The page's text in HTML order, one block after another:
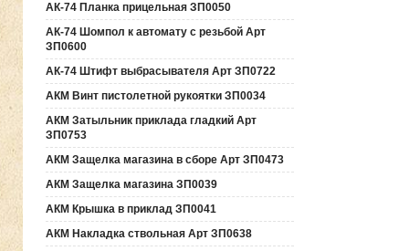
АК-74 Планка прицельная ЗП0050
АК-74 Шомпол к автомату с резьбой Арт
ЗП0600
АК-74 Штифт выбрасывателя Арт ЗП0722
АКМ Винт пистолетной рукоятки ЗП0034
АКМ Затыльник приклада гладкий Арт
ЗП0753
АКМ Защелка магазина в сборе Арт ЗП0473
АКМ Защелка магазина ЗП0039
АКМ Крышка в приклад ЗП0041
АКМ Накладка ствольная Арт ЗП0638